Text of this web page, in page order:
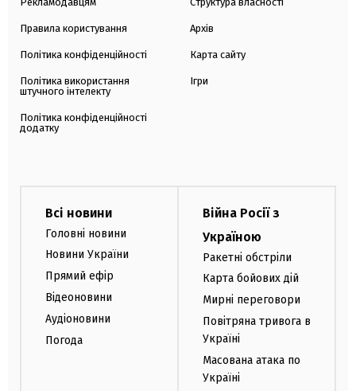
Правила користування
Політика конфіденційності
Політика використання
штучного інтелекту
Політика конфіденційності
додатку
Архів
Карта сайту
Ігри
Всі новини
Головні новини
Новини України
Прямий ефір
Відеоновини
Аудіоновини
Погода
Війна Росії з
Україною
Ракетні обстріли
Карта бойових дій
Мирні переговори
Повітряна тривога в
Україні
Масована атака по
Україні